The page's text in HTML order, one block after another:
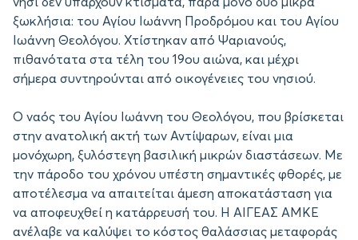
νησί δεν υπάρχουν κτίσματα, παρά μόνο δύο μικρά
ξωκλήσια: του Αγίου Ιωάννη Προδρόμου και του Αγίου
Ιωάννη Θεολόγου. Χτίστηκαν από Ψαριανούς,
πιθανότατα στα τέλη του 19ου αιώνα, και μέχρι
σήμερα συντηρούνται από οικογένειες του νησιού.
Ο ναός του Αγίου Ιωάννη του Θεολόγου, που βρίσκεται
στην ανατολική ακτή των Αντίψαρων, είναι μια
μονόχωρη, ξυλόστεγη βασιλική μικρών διαστάσεων. Με
την πάροδο του χρόνου υπέστη σημαντικές φθορές, με
αποτέλεσμα να απαιτείται άμεση αποκατάσταση για
να αποφευχθεί η κατάρρευσή του. Η ΑΙΓΕΑΣ ΑΜΚΕ
ανέλαβε να καλύψει το κόστος θαλάσσιας μεταφοράς